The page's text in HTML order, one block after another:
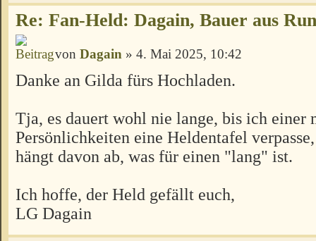
Re: Fan-Held: Dagain, Bauer aus
von Dagain » 4. Mai 2025, 10:42
Danke an Gilda fürs Hochladen.
Tja, es dauert wohl nie lange, bis ich einer
Persönlichkeiten eine Heldentafel
hängt davon ab, was für einen "lang" ist.
Ich hoffe, der Held gefällt euch,
LG Dagain